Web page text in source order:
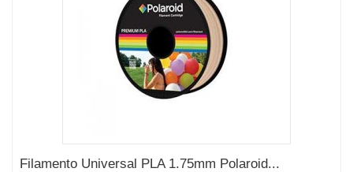
Filamento Universal PLA 1.75mm Polaroid...